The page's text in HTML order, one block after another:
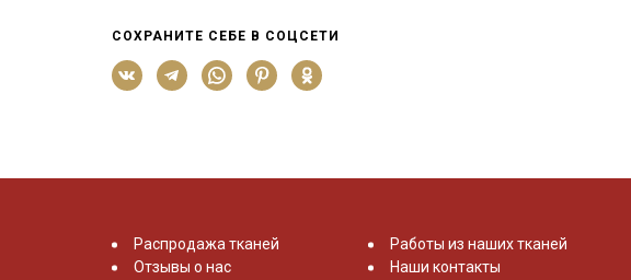
СОХРАНИТЕ СЕБЕ В СОЦСЕТИ
Распродажа тканей
Отзывы о нас
Работы из наших тканей
Наши контакты